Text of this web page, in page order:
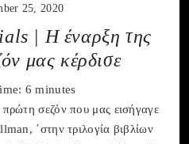
25, 2020
| Η έναρξη της
μας κέρδισε
6 minutes
σεζόν που μας εισήγαγε
΄στην τριλογία βιβλίων